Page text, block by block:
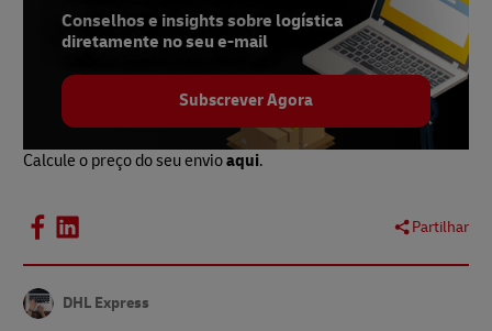
Conselhos e insights sobre logística
diretamente no seu e-mail
Subscrever Agora
Calcule o preço do seu envioaqui.
Partilhar
DHL Express